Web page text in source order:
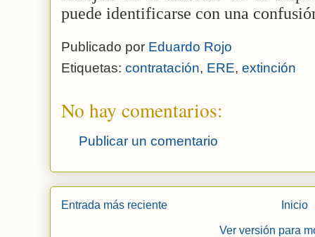
puede identificarse con una
Publicado por Eduardo Rojo
Etiquetas: contratación, ERE, extinción
No hay comentarios:
Publicar un comentario
Entrada más reciente Inicio
Ver versión para